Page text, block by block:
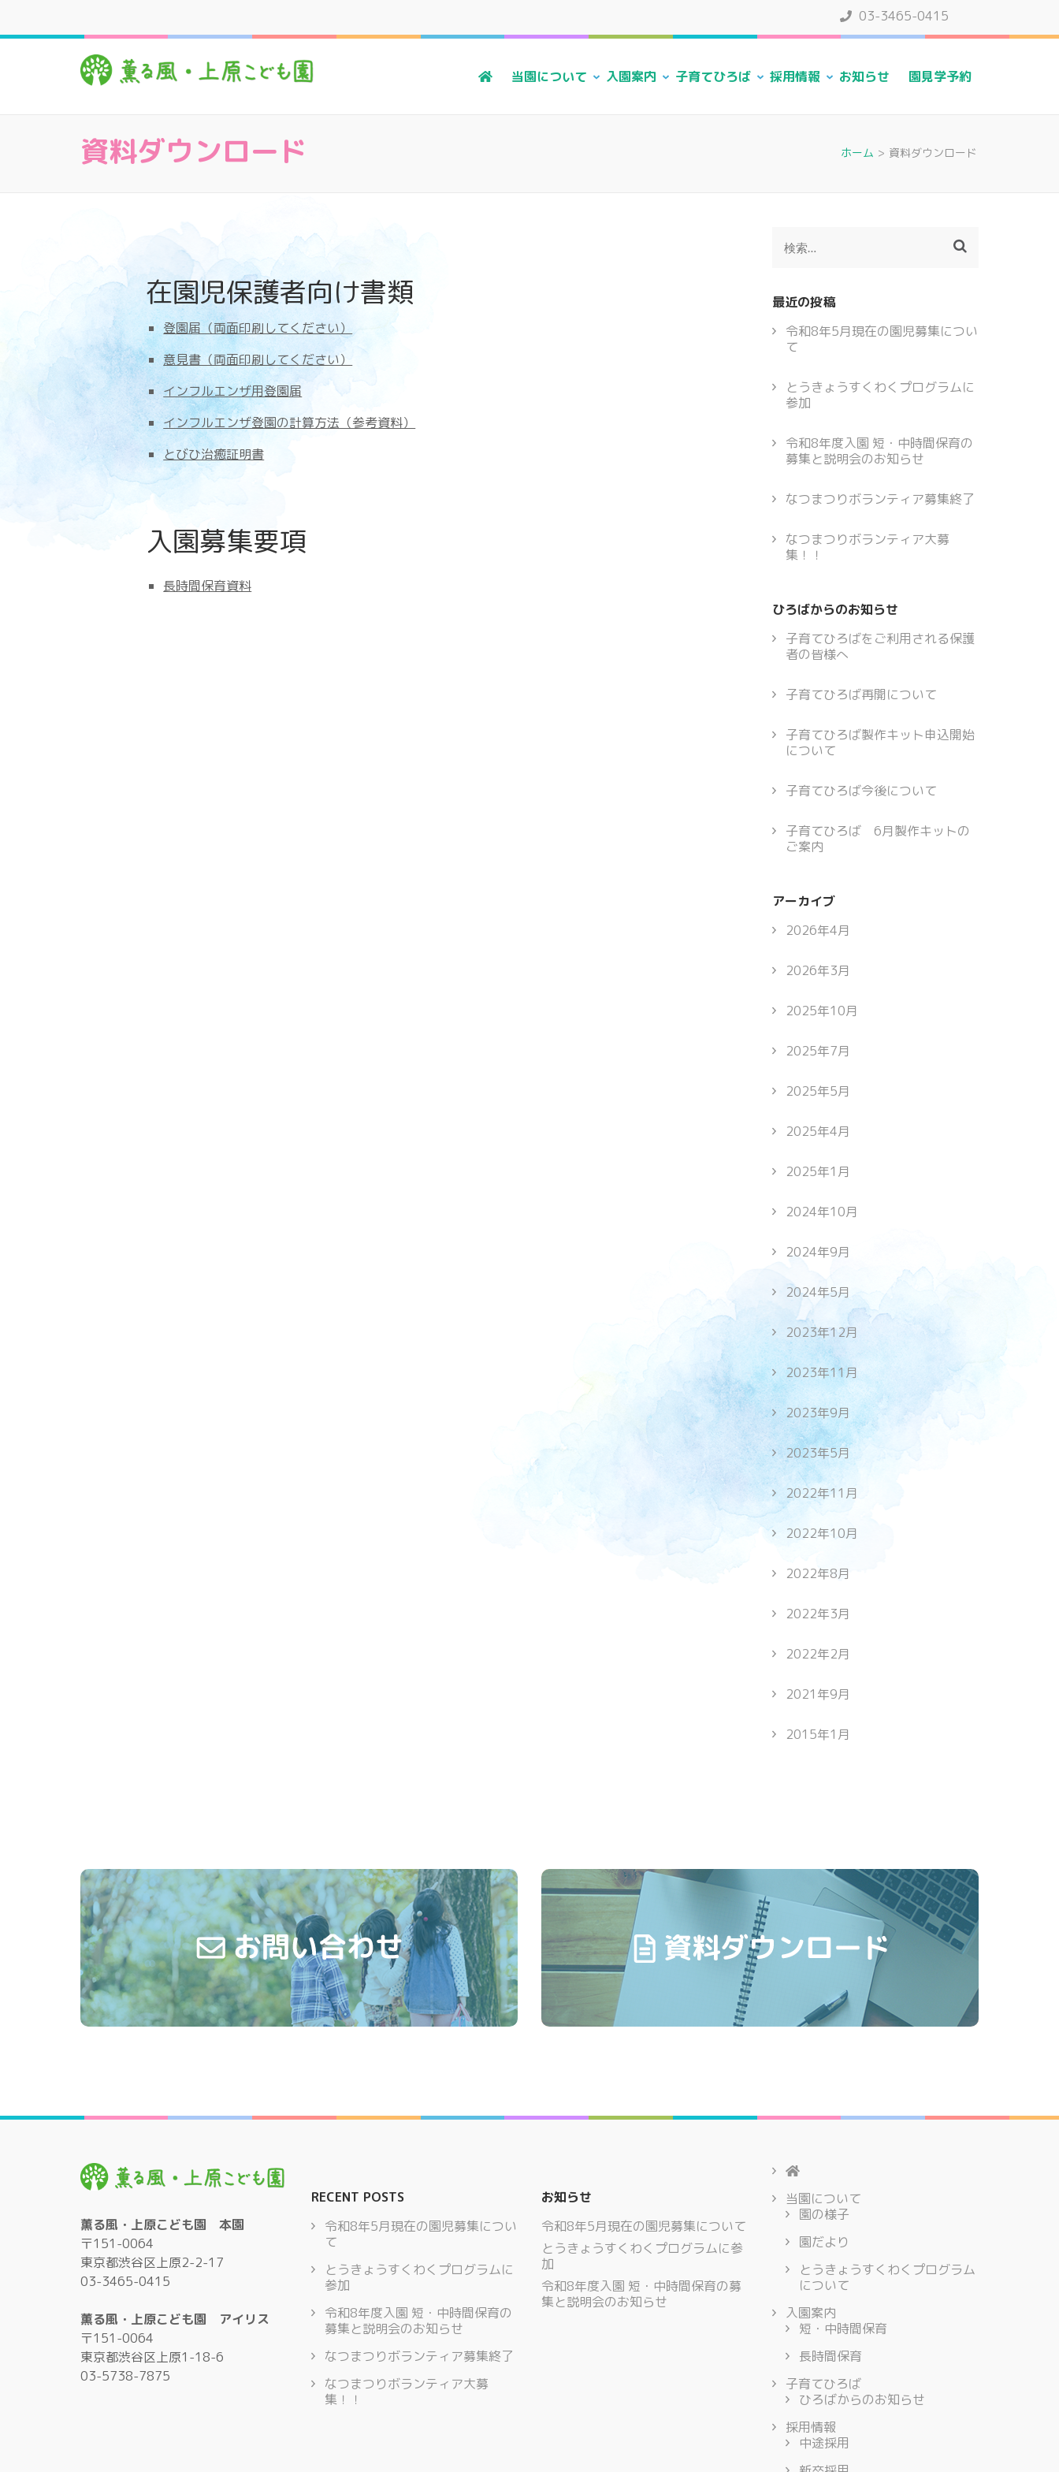
03-3465-0415
薫る風・上原こども園
当園について 入園案内 子育てひろば 採用情報 お知らせ 園見学予約
資料ダウンロード ホーム > 資料ダウンロード
在園児保護者向け書類
登園届（両面印刷してください）
意見書（両面印刷してください）
インフルエンザ用登園届
インフルエンザ登園の計算方法（参考資料）
とびひ治癒証明書
入園募集要項
長時間保育資料
検
最近の投稿
令和8年5月現在の園児募集につい
て
とうきょうすくわくプログラムに
参加
令和8年度入園 短・中時間保育の
募集と説明会のお知らせ
なつまつりボランティア募集終了
なつまつりボランティア大募
集！！
ひろばからのお知らせ
子育てひろばをご利用される保護
者の皆様へ
子育てひろば再開について
子育てひろば製作キット申込開始
について
子育てひろば今後について
子育てひろば 6月製作キットの
ご案内
アーカイブ
2026年4月
2026年3月
2025年10月
2025年7月
2025年5月
2025年4月
2025年1月
2024年10月
2024年9月
2024年5月
2023年12月
2023年11月
2023年9月
2023年5月
2022年11月
2022年10月
2022年8月
2022年3月
2022年2月
2021年9月
2015年1月
薫る風・上原こども園 本園
〒151-0064
東京都渋谷区上原2-2-17
03-3465-0415
薫る風・上原こども園 アイリス
〒151-0064
東京都渋谷区上原1-18-6
03-5738-7875
RECENT POSTS
令和8年5月現在の園児募集につい
て
とうきょうすくわくプログラムに
参加
令和8年度入園 短・中時間保育の
募集と説明会のお知らせ
なつまつりボランティア募集終了
なつまつりボランティア大募
集！！
お知らせ
令和8年5月現在の園児募集について
とうきょうすくわくプログラムに参
加
令和8年度入園 短・中時間保育の募
集と説明会のお知らせ
当園について
園の様子
園だより
とうきょうすくわくプログラム
について
入園案内
短・中時間保育
長時間保育
子育てひろば
ひろばからのお知らせ
採用情報
中途採用